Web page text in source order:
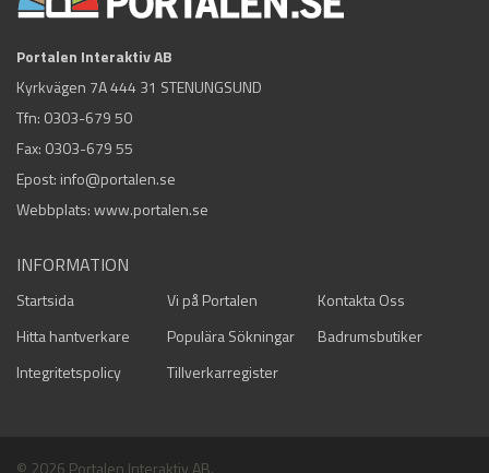
Portalen Interaktiv AB
Kyrkvägen 7A 444 31 STENUNGSUND
Tfn: 0303-679 50
Fax: 0303-679 55
Epost: info@portalen.se
Webbplats: www.portalen.se
INFORMATION
Startsida Vi på Portalen
Kontakta Oss
Hitta hantverkare
Populära Sökningar
Badrumsbutiker
Integritetspolicy
Tillverkarregister